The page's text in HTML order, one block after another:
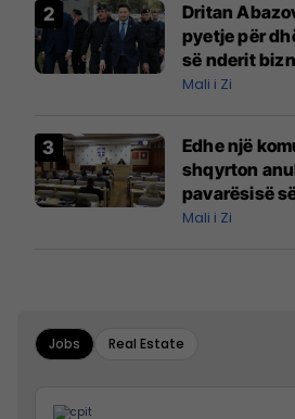
Dritan
pyetje për
së nderit
Mali i Zi
Edhe një
shqyrton
pavarësisë
Mali i Zi
Jobs Real Estate